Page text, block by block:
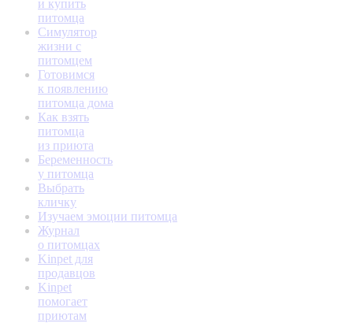
и купить
питомца
Симулятор
жизни с
питомцем
Готовимся
к появлению
питомца дома
Как взять
питомца
из приюта
Беременность
у питомца
Выбрать
кличку
Изучаем эмоции питомца
Журнал
о питомцах
Kinpet для
продавцов
Kinpet
помогает
приютам